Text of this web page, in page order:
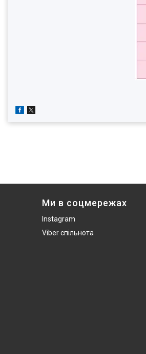
Ми в соцмережах
Instagram
Viber спільнота